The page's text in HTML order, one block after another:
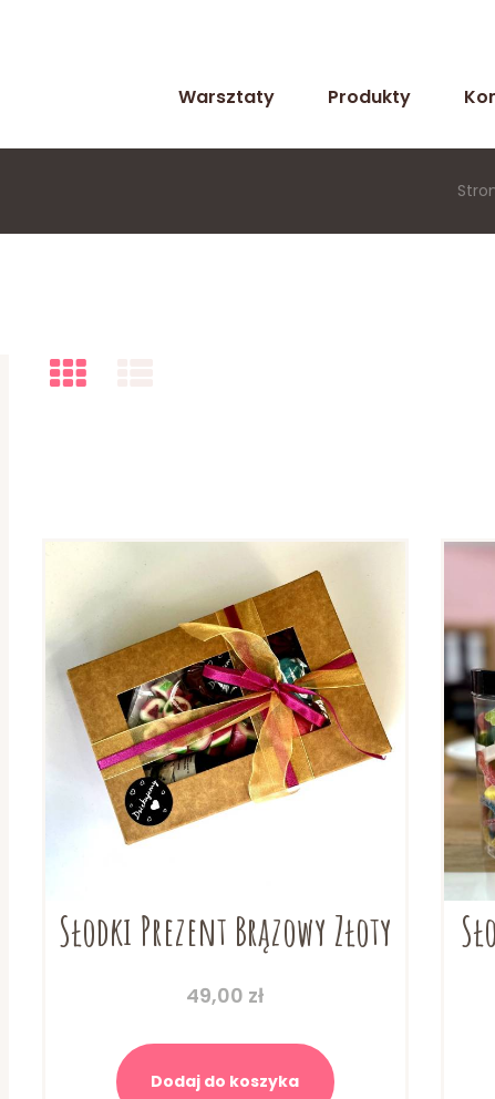
Warsztaty Produkty
Słodki Prezent Brązowy Złoty
49,00 zł
Dodaj do koszyka